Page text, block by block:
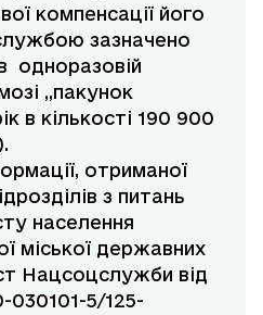
компенсації його
зазначено
одноразовій
„пакунок
в кількості 190 900
отриманої
з питань
населення
міської державних
Нацсоцслужби від
5/125-